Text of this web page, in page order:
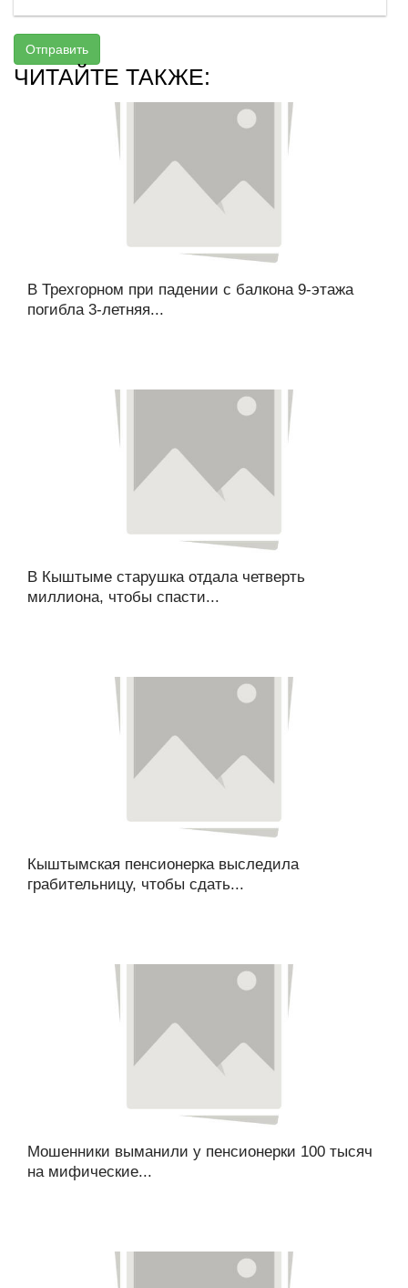
Отправить
ЧИТАЙТЕ ТАКЖЕ:
В Трехгорном при падении с балкона 9-этажа
погибла 3-летняя...
В Кыштыме старушка отдала четверть
миллиона, чтобы спасти...
Кыштымская пенсионерка выследила
грабительницу, чтобы сдать...
Мошенники выманили у пенсионерки 100 тысяч
на мифические...